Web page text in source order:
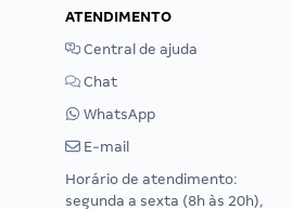
ATENDIMENTO
Central de ajuda
Chat
WhatsApp
E-mail
Horário de atendimento:
segunda a sexta (8h às 20h),